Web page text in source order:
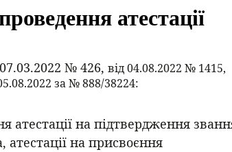
атестації
№ 426, від 04.08.2022 № 1415,
за № 888/38224:
атестації на підтвердження
атестації на присвоєння